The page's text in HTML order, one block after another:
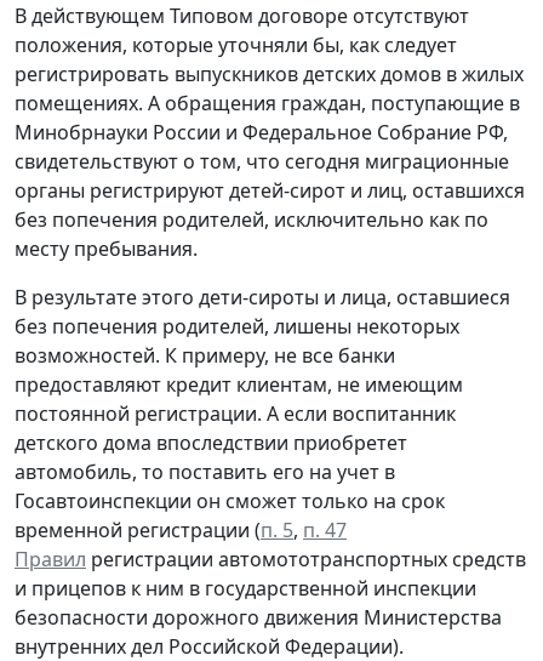
В действующем Типовом договоре отсутствуют
положения, которые уточняли бы, как следует
регистрировать выпускников детских домов в жилых
помещениях. А обращения граждан, поступающие в
Минобрнауки России и Федеральное Собрание РФ,
свидетельствуют о том, что сегодня миграционные
органы регистрируют детей-сирот и лиц, оставшихся
без попечения родителей, исключительно как по
месту пребывания.
В результате этого дети-сироты и лица, оставшиеся
без попечения родителей, лишены некоторых
возможностей. К примеру, не все банки
предоставляют кредит клиентам, не имеющим
постоянной регистрации. А если воспитанник
детского дома впоследствии приобретет
автомобиль, то поставить его на учет в
Госавтоинспекции он сможет только на срок
временной регистрации (п. 5, п. 47
Правил регистрации автомототранспортных средств
и прицепов к ним в государственной инспекции
безопасности дорожного движения Министерства
внутренних дел Российской Федерации).